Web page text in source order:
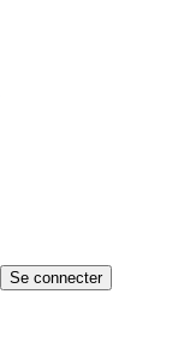
Se connecter